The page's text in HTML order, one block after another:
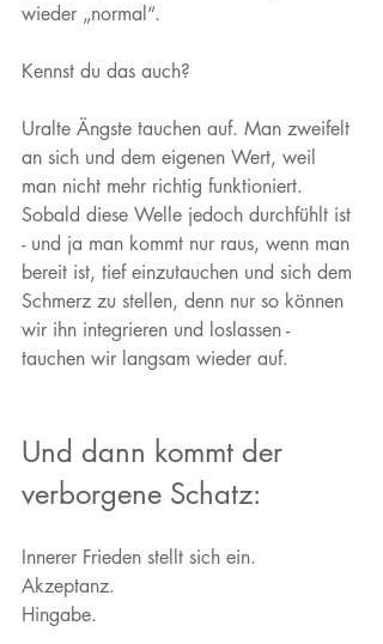
wieder „normal“.
Kennst du das auch?
Uralte Ängste tauchen auf. Man zweifelt
an sich und dem eigenen Wert, weil
man nicht mehr richtig funktioniert.
Sobald diese Welle jedoch durchfühlt ist
- und ja man kommt nur raus, wenn man
bereit ist, tief einzutauchen und sich dem
Schmerz zu stellen, denn nur so können
wir ihn integrieren und loslassen -
tauchen wir langsam wieder auf.
Und dann kommt der
verborgene Schatz:
Innerer Frieden stellt sich ein.
Akzeptanz.
Hingabe.